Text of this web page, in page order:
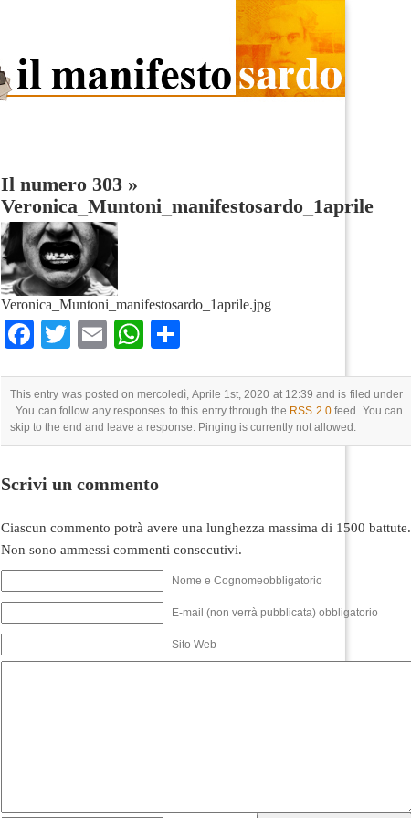
Il numero 303 »
Veronica_Muntoni_manifestosardo_1aprile
Veronica_Muntoni_manifestosardo_1aprile.jpg
Facebook
TwitterEmailWhatsApp
This entry was posted on mercoledì, Aprile 1st, 2020 at 12:39 and is filed under
. You can follow any responses to this entry through the RSS 2.0feed. You can
skip to the end and leave a response. Pinging is currently not allowed.
Scrivi un commento
Ciascun commento potrà avere una lunghezza massima di 1500 battute.
Non sono ammessi commenti consecutivi.
Nome e Cognomeobbligatorio
E-mail (non verrà pubblicata) obbligatorio
Sito Web